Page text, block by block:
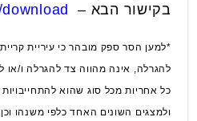
בקישור הבא –
*למען הסר ספק מובהר כי עיריית
להגרלה, אינה מהווה צד להגרלה ו/או
כל אחריות מכל סוג שהוא
ולמצגים השונים האחד כלפי משנהו